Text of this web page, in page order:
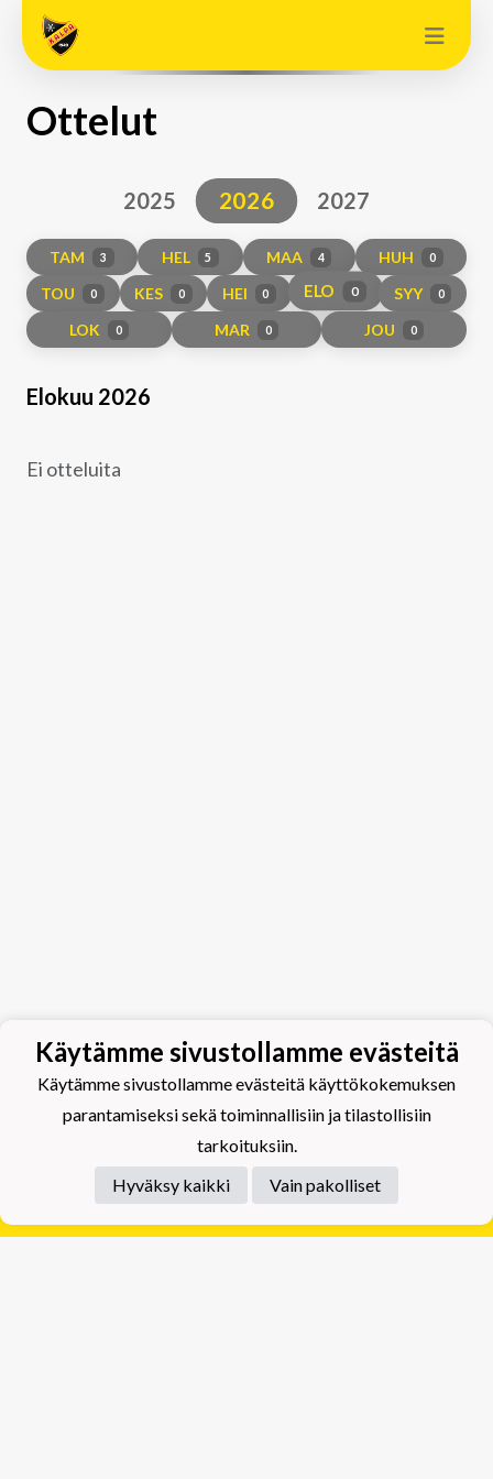
Ottelut
2025 2026 2027
TAM 3 HEL 5 MAA 4 HUH 0
TOU 0 KES 0 HEI 0 ELO 0 SYY 0
LOK 0 MAR 0 JOU 0
Elokuu 2026
Ei otteluita
Tietosuojaseloste
Käytämme sivustollamme evästeitä
Käytämme sivustollamme evästeitä käyttökokemuksen
parantamiseksi sekä toiminnallisiin ja tilastollisiin
tarkoituksiin.
Hyväksy kaikki
Vain pakolliset